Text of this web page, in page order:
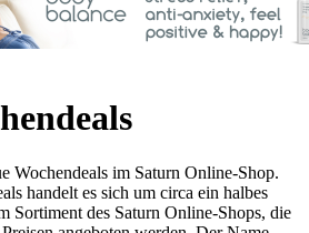
Wochendeals im Saturn Online-Shop.
handelt es sich um circa ein halbes
Sortiment des Saturn Online-Shops, die